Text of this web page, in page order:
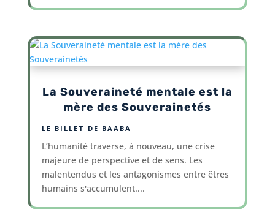
La Souveraineté mentale est la
mère des Souverainetés
LE BILLET DE BAABA
L’humanité traverse, à nouveau, une crise
majeure de perspective et de sens. Les
malentendus et les antagonismes entre êtres
humains s'accumulent....